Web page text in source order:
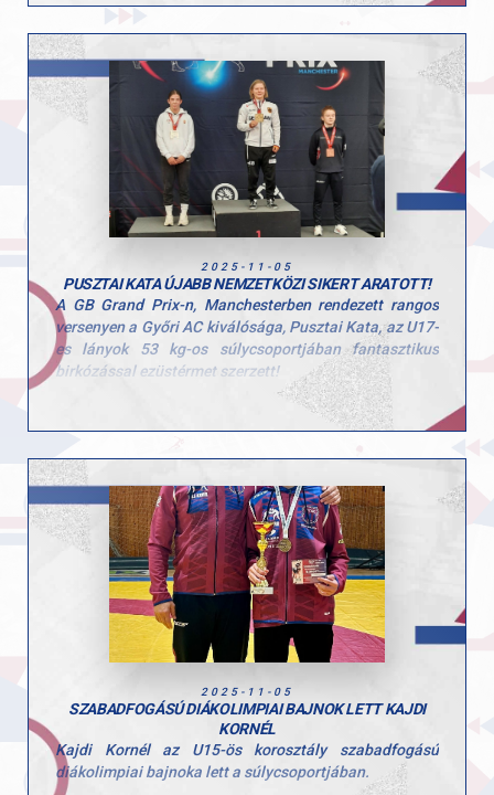
Nagy gratuláció Katának és edzőinek! Csak így tovább!
2025-11-05
PUSZTAI KATA ÚJABB NEMZETKÖZI SIKERT ARATOTT!
A GB Grand Prix-n, Manchesterben rendezett rangos
versenyen a Győri AC kiválósága, Pusztai Kata, az U17-
es lányok 53 kg-os súlycsoportjában fantasztikus
birkózással ezüstérmet szerzett!
Gratulálunk Katának a kiemelkedő teljesítményhez és
az újabb remek nemzetközi eredményhez!
2025-11-05
SZABADFOGÁSÚ DIÁKOLIMPIAI BAJNOK LETT KAJDI
KORNÉL
Kajdi Kornél az U15-ös korosztály szabadfogású
diákolimpiai bajnoka lett a súlycsoportjában.